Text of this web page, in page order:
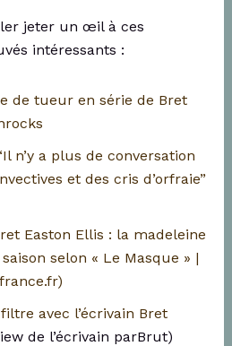
jeter un œil à ces
intéressants :
de tueur en série de Bret
n’y a plus de conversation
et des cris d’orfraie”
Easton Ellis : la madeleine
selon « Le Masque » |
avec l’écrivain Bret
de l’écrivain parBrut)